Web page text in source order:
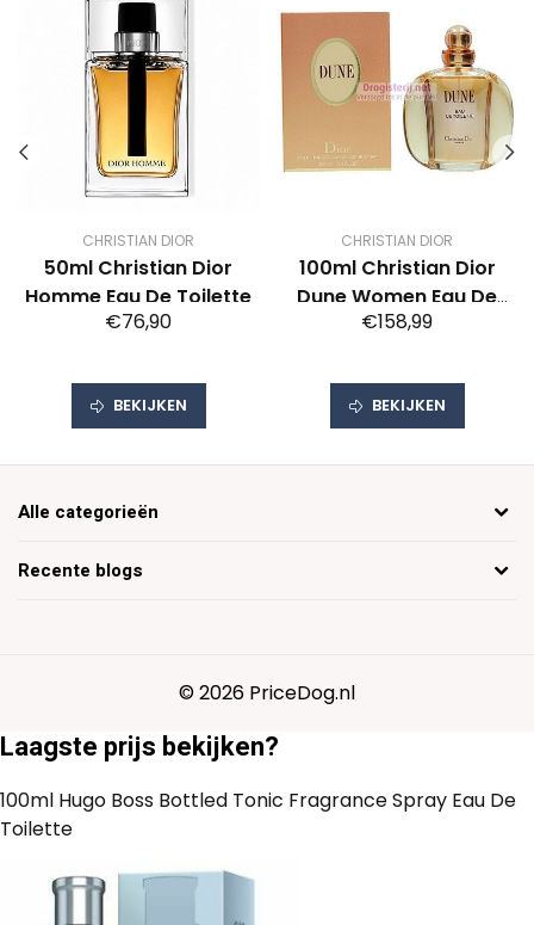
CHRISTIAN DIOR
50ml Christian Dior
Homme Eau De Toilette
€76,90
BEKIJKEN
CHRISTIAN DIOR
100ml Christian Dior
Dune Women Eau De
Toilette Spray
€158,99
BEKIJKEN
Recente blogs
Alle categorieën
© 2026 PriceDog.nl
Laagste prijs bekijken?
100ml Hugo Boss Bottled Tonic Fragrance Spray Eau De
Toilette